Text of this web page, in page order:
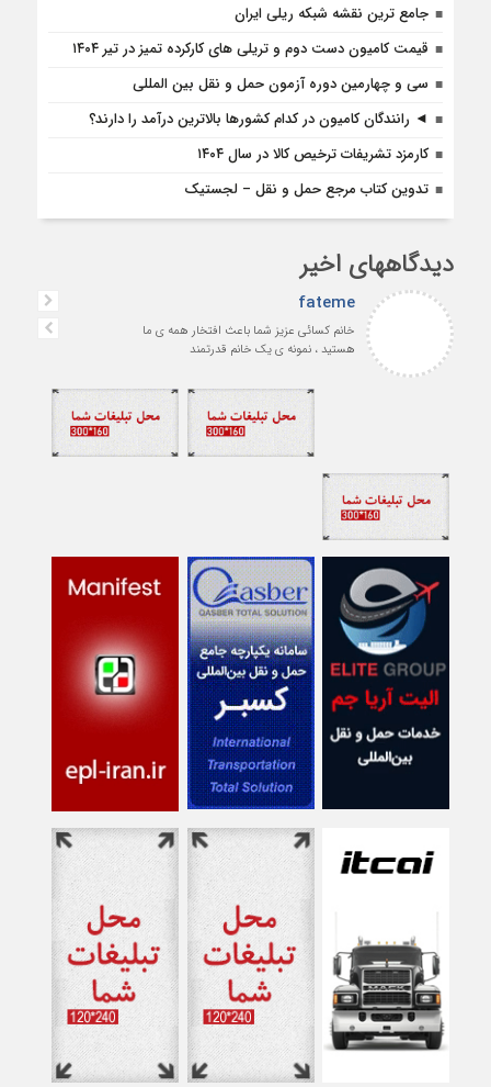
جامع ترین نقشه شبکه ریلی ایران
قیمت کامیون دست دوم و تریلی‌ های کارکرده تمیز در تیر ۱۴۰۴
سی و چهارمین دوره آزمون حمل و نقل بین المللی
◄ رانندگان کامیون در کدام کشورها بالاترین درآمد را دارند؟
کارمزد تشریفات ترخیص کالا در سال ۱۴۰۴
تدوین کتاب مرجع حمل و نقل – لجستیک
دیدگاههای اخیر
fateme
خانم کسائی عزیز شما باعث افتخار همه ی ما
هستید ، نمونه ی یک خانم قدرتمند